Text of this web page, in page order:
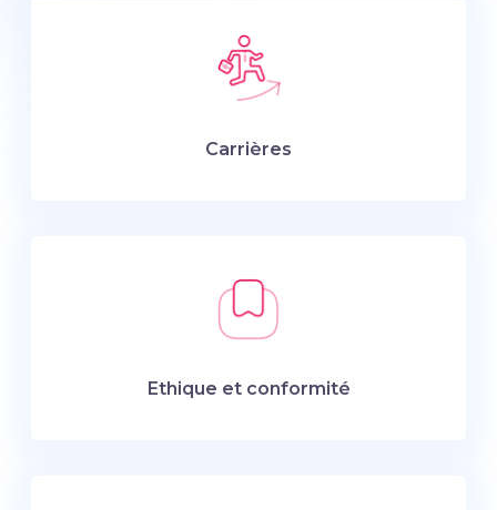
Carrières
Ethique et conformité